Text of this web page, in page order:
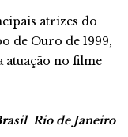
atrizes do
de Ouro de 1999,
atuação no filme
Rio de Janeiro